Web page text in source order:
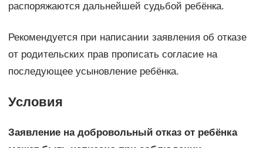
распоряжаются дальнейшей судьбой ребёнка.
Рекомендуется при написании заявления об отказе
от родительских прав прописать согласие на
последующее усыновление ребёнка.
Условия
Заявление на добровольный отказ от ребёнка